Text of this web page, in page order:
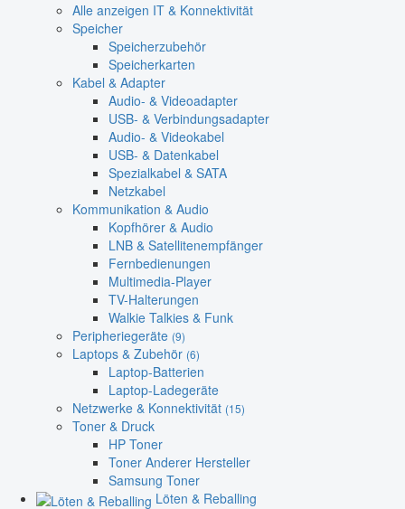
Alle anzeigen IT & Konnektivität
Speicher
Speicherzubehör
Speicherkarten
Kabel & Adapter
Audio- & Videoadapter
USB- & Verbindungsadapter
Audio- & Videokabel
USB- & Datenkabel
Spezialkabel & SATA
Netzkabel
Kommunikation & Audio
Kopfhörer & Audio
LNB & Satellitenempfänger
Fernbedienungen
Multimedia-Player
TV-Halterungen
Walkie Talkies & Funk
Peripheriegeräte (9)
Laptops & Zubehör (6)
Laptop-Batterien
Laptop-Ladegeräte
Netzwerke & Konnektivität (15)
Toner & Druck
HP Toner
Toner Anderer Hersteller
Samsung Toner
Löten & Reballing